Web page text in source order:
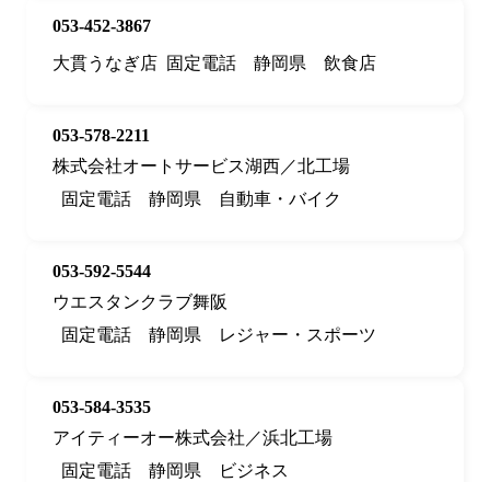
053-452-3867
大貫うなぎ店 固定電話 静岡県 飲食店
053-578-2211
株式会社オートサービス湖西／北工場
固定電話
静岡県 自動車・バイク
053-592-5544
ウエスタンクラブ舞阪
固定電話
静岡県 レジャー・スポーツ
053-584-3535
アイティーオー株式会社／浜北工場
固定電話
静岡県 ビジネス